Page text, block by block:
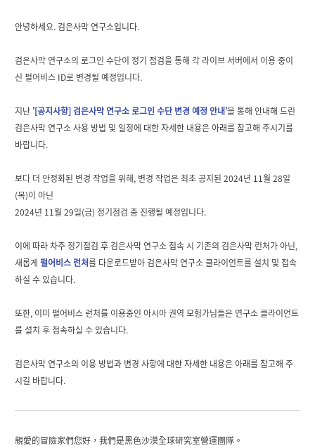
안녕하세요. 검은사막 연구소입니다.
검은사막 연구소의 로그인 수단이 정기 점검을 통해 각 라이브 서버에서 이용 중이
신 펄어비스 ID로 변경될 예정입니다.
지난 '[공지사항] 검은사막 연구소 로그인 수단 변경 예정 안내'을 통해 안내해 드린
검은사막 연구소 사용 방법 및 일정에 대한 자세한 내용은 아래를 참고해 주시기를
바랍니다.
보다 더 안정화된 변경 작업을 위해, 변경 작업은 최초 공지된 2024년 11월 28일
(목)이 아닌
2024년 11월 29일(금) 정기점검 중 진행될 예정입니다.
이에 따라 차주 정기점검 후 검은사막 연구소 접속 시 기존의 검은사막 런처가 아닌,
새롭게 펄어비스 런처를 다운로드받아 검은사막 연구소 클라이언트를 설치 및 접속
하실 수 있습니다.
또한, 이미 펄어비스 런처를 이용중인 아시아 권역 모험가님들은 연구소 클라이언트
를 설치 후 접속하실 수 있습니다.
검은사막 연구소의 이용 방법과 변경 사항에 대한 자세한 내용은 아래를 참고해 주
시길 바랍니다.
親愛的冒險家們您好，我們是黑色沙漠全球研究室營運團隊。